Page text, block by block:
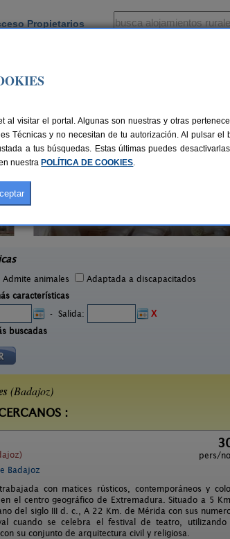
Propietarios
€
Admite animales
Adaptada a discapacitados
características
- Salida:
X
buscadas
(Badajoz)
:
pers/
Badajoz
con matices rústicos, contemporáneos y
el centro geográfico de Extremadura. Situado a 5
del siglo III d. c., A 22 Km. de Mérida con sus
cuando se celebra el festival de teatro, utilizando
su conjunto de arquitectura civil y religiosa.
visitar el portal. Algunas son nuestras y otras
Técnicas y no necesitan de tu autorización. Al pulsar el
a tus búsquedas. Estas últimas puedes
nuestra POLÍTICA DE COOKIES.